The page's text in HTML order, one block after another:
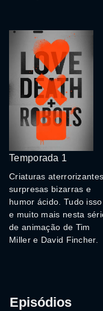
Temporada 1
Criaturas
surpresas bizarras e
humor ácido. Tudo isso
e muito mais nesta
de animação de Tim
Miller e David Fincher.
Episódios